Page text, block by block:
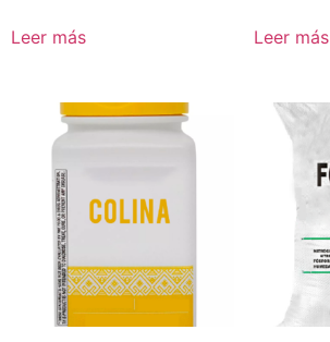
Leer más Leer más